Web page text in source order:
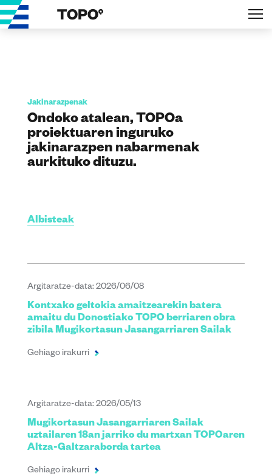
Jakinarazpenak
Ondoko atalean, TOPOa
proiektuaren inguruko
jakinarazpen nabarmenak
aurkituko dituzu.
Albisteak
Argitaratze-data: 2026/06/08
Kontxako geltokia amaitzearekin batera
amaitu du Donostiako TOPO berriaren obra
zibila Mugikortasun Jasangarriaren Sailak
Gehiago irakurri
Argitaratze-data: 2026/05/13
Mugikortasun Jasangarriaren Sailak
uztailaren 18an jarriko du martxan TOPOaren
Altza-Galtzaraborda tartea
Gehiago irakurri